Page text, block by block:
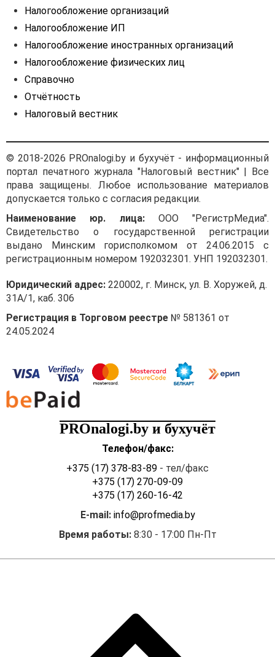
Налогообложение организаций
Налогообложение ИП
Налогообложение иностранных организаций
Налогообложение физических лиц
Справочно
Отчётность
Налоговый вестник
© 2018-2026 PROnalogi.by и бухучёт - информационный
портал печатного журнала "Налоговый вестник" | Все
права защищены. Любое использование материалов
допускается только с согласия редакции.
Наименование юр. лица:ООО "РегистрМедиа".
Свидетельство о государственной регистрации
выдано Минским горисполкомом от 24.06.2015 с
регистрационным номером 192032301. УНП 192032301.
Юридический адрес: 220002, г. Минск, ул. В. Хоружей, д.
31А/1, каб. 306
Регистрация в Торговом реестре № 581361 от
24.05.2024
PROnalogi.by и бухучёт
Телефон/факс:
+375 (17) 378-83-89 - тел/факс
+375 (17) 270-09-09
+375 (17) 260-16-42
E-mail: info@profmedia.by
Время работы:8:30 - 17:00 Пн-Пт